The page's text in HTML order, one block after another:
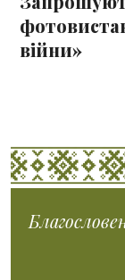
війни»